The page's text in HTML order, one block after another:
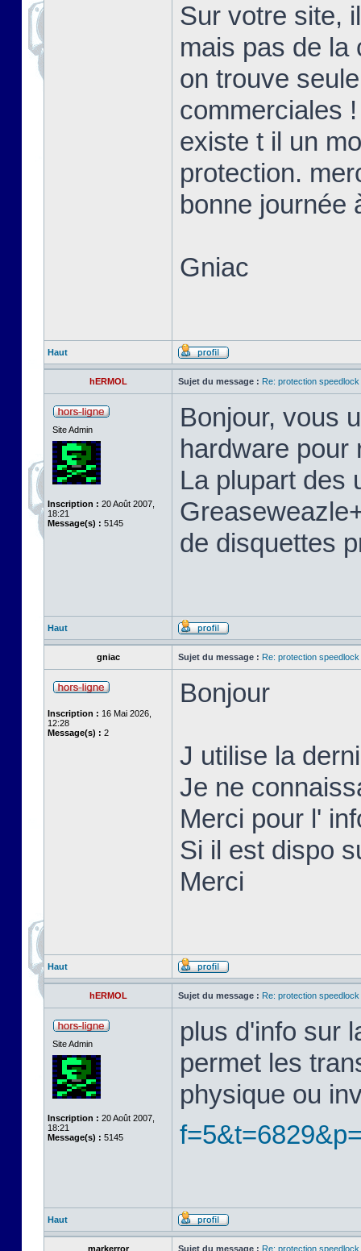
Sur votre site,
mais pas de la
on trouve
commerciales !
existe t il un
protection.
bonne journée
Gniac
Haut
hERMOL Sujet du message : Re: protection
Site Admin
Inscription : 20 Août 2007,
18:21
Message(s) : 5145
Bonjour, vous
hardware pour
La plupart des
de disquettes
Haut
gniac Sujet du message : Re: protection
Inscription : 16 Mai 2026,
12:28
Message(s) : 2
Bonjour
J utilise la
Je ne
Merci pour l'
Si il est dispo
Merci
Haut
hERMOL Sujet du message : Re: protection
Site Admin
Inscription : 20 Août 2007,
18:21
Message(s) : 5145
plus d'info sur
permet les
physique ou
Haut
markerror Sujet du message : Re: protection